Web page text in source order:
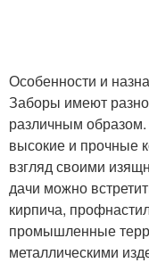
Особенности и
Заборы имеют
различным
высокие и прочные
взгляд своими
дачи можно
кирпича,
промышленные
металлическими